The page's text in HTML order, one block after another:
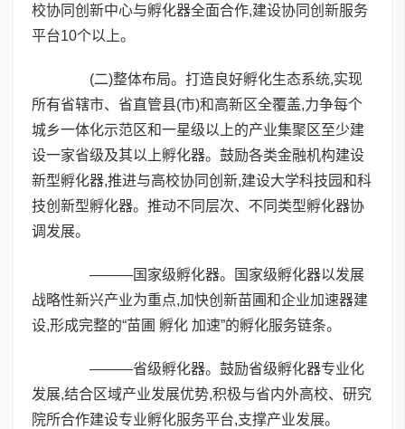
校协同创新中心与孵化器全面合作,建设协同创新服务
平台10个以上。
(二)整体布局。打造良好孵化生态系统,实现
所有省辖市、省直管县(市)和高新区全覆盖,力争每个
城乡一体化示范区和一星级以上的产业集聚区至少建
设一家省级及其以上孵化器。鼓励各类金融机构建设
新型孵化器,推进与高校协同创新,建设大学科技园和科
技创新型孵化器。推动不同层次、不同类型孵化器协
调发展。
———国家级孵化器。国家级孵化器以发展
战略性新兴产业为重点,加快创新苗圃和企业加速器建
设,形成完整的“苗圃 孵化 加速”的孵化服务链条。
———省级孵化器。鼓励省级孵化器专业化
发展,结合区域产业发展优势,积极与省内外高校、研究
院所合作建设专业孵化服务平台,支撑产业发展。